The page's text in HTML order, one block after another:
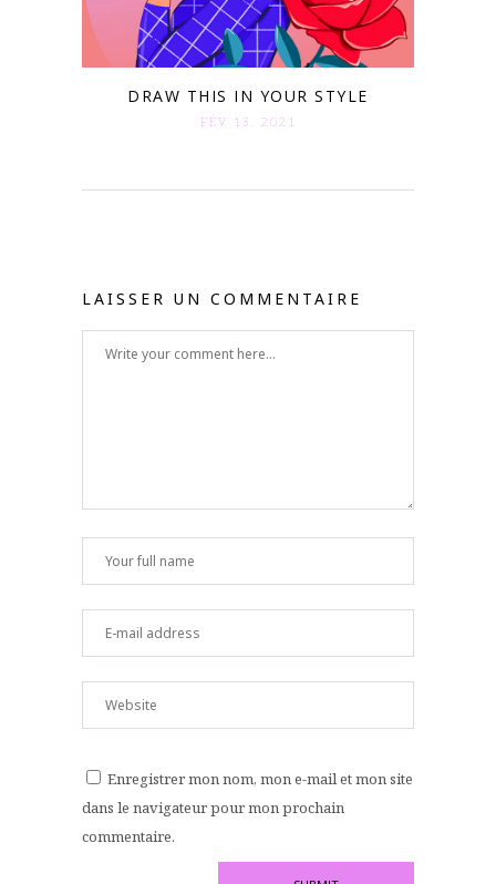
DRAW THIS IN YOUR STYLE
FÉV 13. 2021
LAISSER UN COMMENTAIRE
Enregistrer mon nom, mon e-mail et mon site
dans le navigateur pour mon prochain
commentaire.